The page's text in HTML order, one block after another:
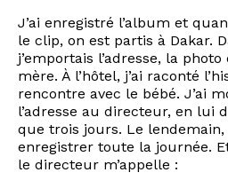
J’ai enregistré l’album et
le clip, on est partis à Dakar.
j’emportais l’adresse, la
mère. À l’hôtel, j’ai raconté
rencontre avec le bébé. J’ai
l’adresse au directeur, en lui
que trois jours. Le lendemain,
enregistrer toute la journée.
le directeur m’appelle :